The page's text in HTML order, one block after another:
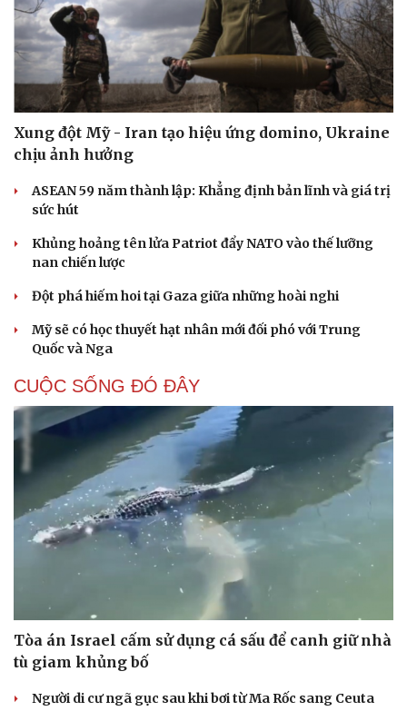
Xung đột Mỹ - Iran tạo hiệu ứng domino, Ukraine
chịu ảnh hưởng
ASEAN 59 năm thành lập: Khẳng định bản lĩnh và giá trị
sức hút
Khủng hoảng tên lửa Patriot đẩy NATO vào thế lưỡng
nan chiến lược
Đột phá hiếm hoi tại Gaza giữa những hoài nghi
Mỹ sẽ có học thuyết hạt nhân mới đối phó với Trung
Quốc và Nga
CUỘC SỐNG ĐÓ ĐÂY
Tòa án Israel cấm sử dụng cá sấu để canh giữ nhà
tù giam khủng bố
Người di cư ngã gục sau khi bơi từ Ma Rốc sang Ceuta